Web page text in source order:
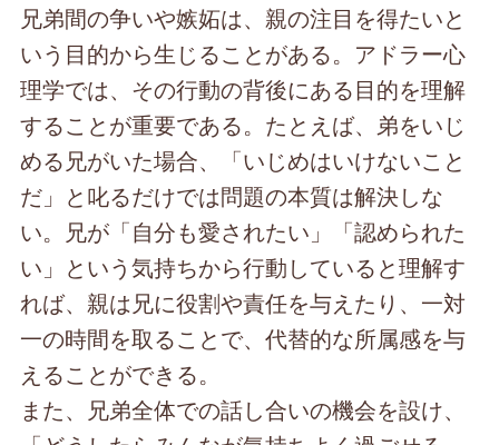
兄弟間の争いや嫉妬は、親の注目を得たいと
いう目的から生じることがある。アドラー心
理学では、その行動の背後にある目的を理解
することが重要である。たとえば、弟をいじ
める兄がいた場合、「いじめはいけないこと
だ」と叱るだけでは問題の本質は解決しな
い。兄が「自分も愛されたい」「認められた
い」という気持ちから行動していると理解す
れば、親は兄に役割や責任を与えたり、一対
一の時間を取ることで、代替的な所属感を与
えることができる。
また、兄弟全体での話し合いの機会を設け、